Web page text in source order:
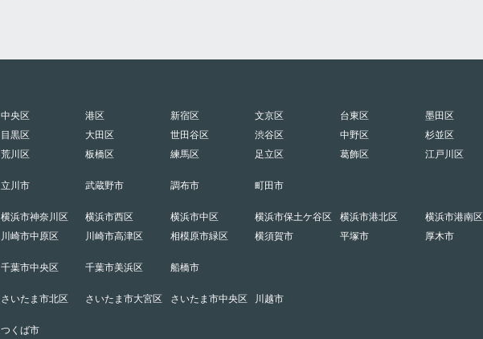
中央区 港区 新宿区 文京区 台東区 墨田区
目黒区 大田区 世田谷区 渋谷区 中野区 杉並区
荒川区 板橋区 練馬区 足立区 葛飾区 江戸川区
立川市 武蔵野市 調布市 町田市
横浜市神奈川区 横浜市西区 横浜市中区 横浜市保土ケ谷区 横浜市港北区 横浜市港南区
川崎市中原区 川崎市高津区 相模原市緑区 横須賀市 平塚市 厚木市
千葉市中央区 千葉市美浜区 船橋市
さいたま市北区 さいたま市大宮区 さいたま市中央区 川越市
つくば市